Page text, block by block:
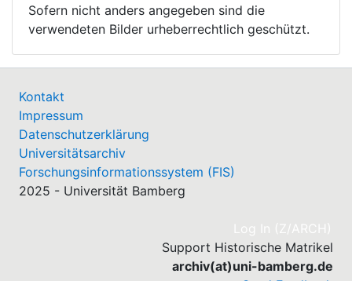
Sofern nicht anders angegeben sind die
verwendeten Bilder urheberrechtlich geschützt.
Kontakt
Impressum
Datenschutzerklärung
Universitätsarchiv
Forschungsinformationssystem (FIS)
2025 - Universität Bamberg
Log In (Z/ARCH)
Support Historische Matrikel
archiv(at)uni-bamberg.de